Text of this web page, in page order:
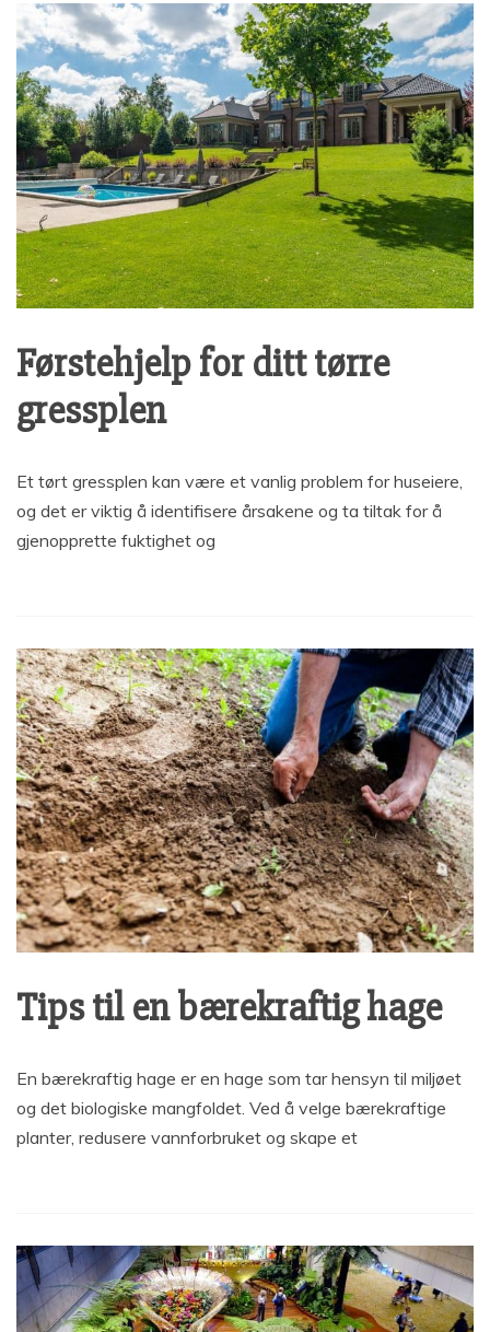
Førstehjelp for ditt tørre
gressplen
Et tørt gressplen kan være et vanlig problem for huseiere,
og det er viktig å identifisere årsakene og ta tiltak for å
gjenopprette fuktighet og
Tips til en bærekraftig hage
En bærekraftig hage er en hage som tar hensyn til miljøet
og det biologiske mangfoldet. Ved å velge bærekraftige
planter, redusere vannforbruket og skape et